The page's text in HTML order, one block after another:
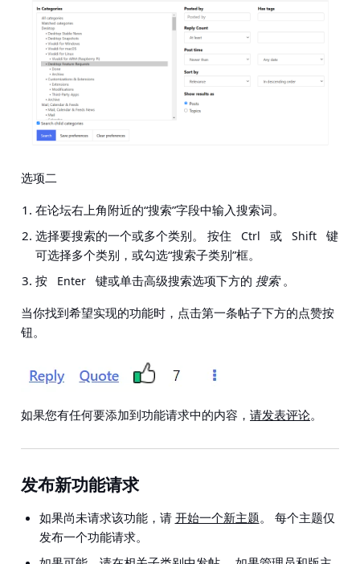
选项二
在论坛右上角附近的“搜索”字段中输入搜索词。
选择要搜索的一个或多个类别。 按住
Ctrl 或 Shift
键
可选择多个类别，或勾选“搜索子类别”框。
按
Enter 键或单击高级搜索选项下方的 搜索。
当你找到希望实现的功能时，点击第一条帖子下方的点赞按
钮。
如果您有任何要添加到功能请求中的内容， 请发表评论。
发布新功能请求
如果尚未请求该功能，请 开始一个新主题。 每个主题仅
发布一个功能请求。